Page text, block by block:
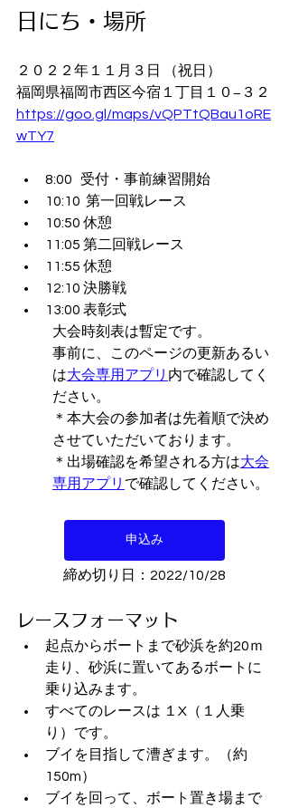
日にち・場所
２０２２年１１月３日 （祝日）
福岡県福岡市西区今宿１丁目１０−３２
https://goo.gl/maps/vQPTtQBau1oRE
wTY7
8:00   受付・事前練習開始
10:10  第一回戦レース
10:50 休憩
11:05 第二回戦レース
11:55 休憩
12:10 決勝戦
13:00 表彰式
大会時刻表は暫定です。
事前に、このページの更新あるい
は大会専用アプリ 内で確認してく
ださい。
＊本大会の参加者は先着順で決め
させていただいております。
＊出場確認を希望される方は大会
専用アプリ で確認してください。
申込み
締め切り日：2022/10/28
レースフォーマット
起点からボートまで砂浜を約20ｍ
走り、砂浜に置いてあるボートに
乗り込みます。
すべてのレースは １X（１人乗
り）です。
ブイを目指して漕ぎます。（約
150m）
ブイを回って、ボート置き場まで